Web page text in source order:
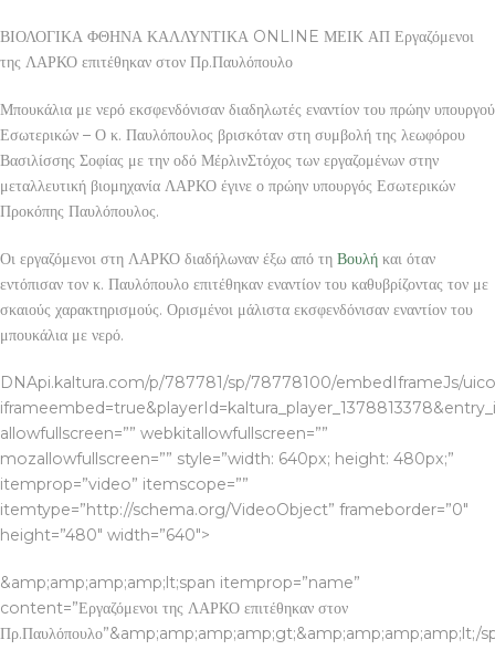
ΒΙΟΛΟΓΙΚΑ ΦΘΗΝΑ ΚΑΛΛΥΝΤΙΚΑ ONLINE ΜΕΙΚ ΑΠ Εργαζόμενοι
της ΛΑΡΚΟ επιτέθηκαν στον Πρ.Παυλόπουλο
Μπουκάλια με νερό εκσφενδόνισαν διαδηλωτές εναντίον του πρώην υπουργού
Εσωτερικών – Ο κ. Παυλόπουλος βρισκόταν στη συμβολή της λεωφόρου
Βασιλίσσης Σοφίας με την οδό ΜέρλινΣτόχος των εργαζομένων στην
μεταλλευτική βιομηχανία ΛΑΡΚΟ έγινε ο πρώην υπουργός Εσωτερικών
Προκόπης Παυλόπουλος.
Οι εργαζόμενοι στη ΛΑΡΚΟ διαδήλωναν έξω από τη Βουλή και όταν
εντόπισαν τον κ. Παυλόπουλο επιτέθηκαν εναντίον του καθυβρίζοντας τον με
σκαιούς χαρακτηρισμούς. Ορισμένοι μάλιστα εκσφενδόνισαν εναντίον του
μπουκάλια με νερό.
DNApi.kaltura.com/p/787781/sp/78778100/embedIframeJs/
allowfullscreen=”” webkitallowfullscreen=””
mozallowfullscreen=”” style=”width: 640px; height: 480px;”
itemprop=”video” itemscope=””
itemtype=”http://schema.org/VideoObject” frameborder=”0″
height=”480″ width=”640″>
&amp;amp;amp;amp;lt;span itemprop=”name”
content=”Εργαζόμενοι της ΛΑΡΚΟ επιτέθηκαν στον